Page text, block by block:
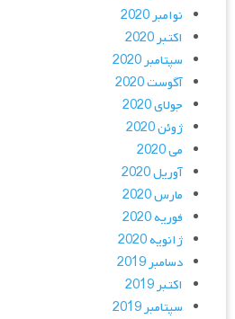
نوامبر 2020
اکتبر 2020
سپتامبر 2020
آگوست 2020
جولای 2020
ژوئن 2020
می 2020
آوریل 2020
مارس 2020
فوریه 2020
ژانویه 2020
دسامبر 2019
اکتبر 2019
سپتامبر 2019